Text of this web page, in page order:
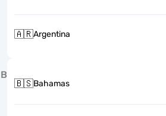
🇦🇷Argentina
B
🇧🇸Bahamas